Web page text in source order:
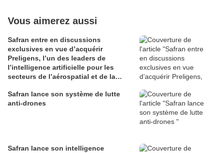
Vous aimerez aussi
Safran entre en discussions
exclusives en vue d’acquérir
Preligens, l’un des leaders de
l’intelligence artificielle pour les
secteurs de l’aérospatial et de la
Safran lance son système de lutte
anti-drones
Safran lance son intelligence